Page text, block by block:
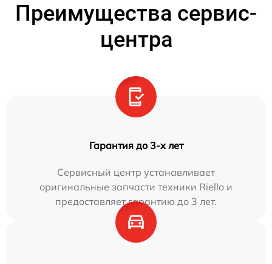
Преимущества сервис-
центра
Гарантия до 3-х лет
Сервисный центр устанавливает
оригинальные запчасти техники Riello и
предоставляет гарантию до 3 лет.